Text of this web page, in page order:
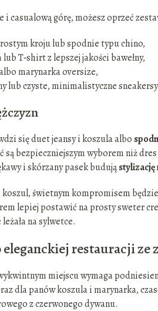
i casualową górę, możesz oprzeć
kroju lub spodnie typu chino,
T‑shirt z lepszej jakości bawełny,
marynarka oversize,
lub czyste, minimalistyczne
się duet jeansy i koszula albo
bezpieczniejszym wyborem niż
i skórzany pasek budująstylizację
świetnym kompromisem
lepiej postawić na prosty sweter
na sylwetce.
eleganckiej restauracji ze
miejscu wymaga
dla panów koszula i marynarka,
z czerwonego dywanu.